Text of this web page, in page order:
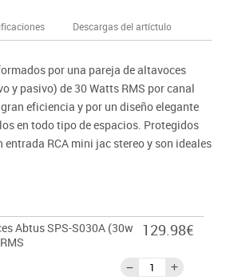
Descargas del artíctulo
por una pareja de altavoces
y pasivo) de 30 Watts RMS por canal
eficiencia y por un diseño elegante
en todo tipo de espacios. Protegidos
RCA mini jac stereo y son ideales
Watts
 20kHz
Abtus SPS-S030A (30w
129.98€